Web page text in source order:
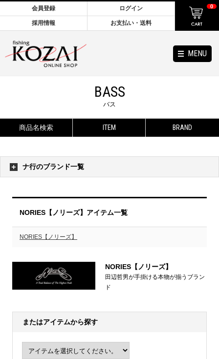
MENU
会員登録 ログイン
採用情報 お支払い・送料
0
BASS
バス
商品名検索 ITEM BRAND
ナ行のブランド一覧
NORIES【ノリーズ】アイテム一覧
NORIES【ノリーズ】
NORIES【ノリーズ】
田辺哲男が手掛ける本物が揃うブラン
ド
またはアイテムから探す